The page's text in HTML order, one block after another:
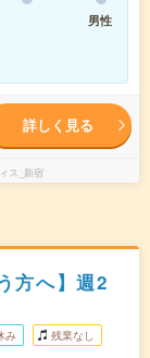
男性
詳しく見る
ス_新宿
方へ】週2
み 残業なし